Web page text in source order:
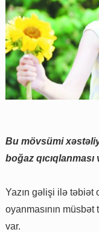
Bu mövsümi
boğaz qıcıqlanması
Yazın gəlişi ilə təbiət
oyanmasının
var.